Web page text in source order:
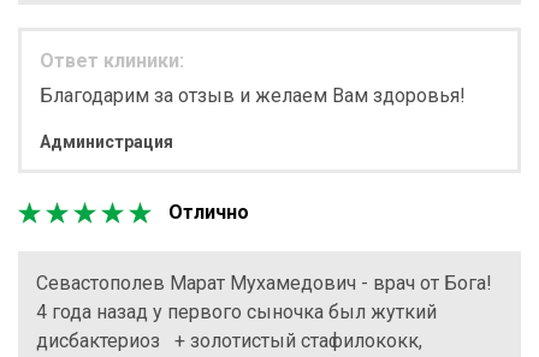
Ответ клиники:
Благодарим за отзыв и желаем Вам здоровья!
Администрация
Отлично
Севастополев Марат Мухамедович - врач от Бога!
4 года назад у первого сыночка был жуткий
дисбактериоз + золотистый стафилококк,